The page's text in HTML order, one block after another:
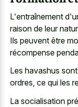
L'entraînement
raison de leur
Ils peuvent être
récompense
Les havashus
ordres, ce qui les
La socialisation